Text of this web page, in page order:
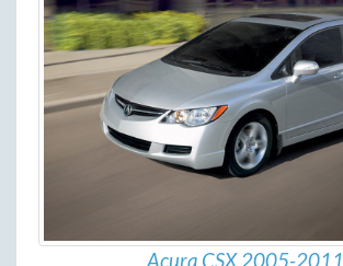
Acura CSX 2005-2011